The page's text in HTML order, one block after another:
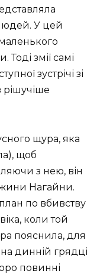
У цей
змії самі
зустрічі зі
щура, яка
щоб
з нею, він
Нагайни.
по вбивству
коли той
пояснила, для
динній грядці
повинні